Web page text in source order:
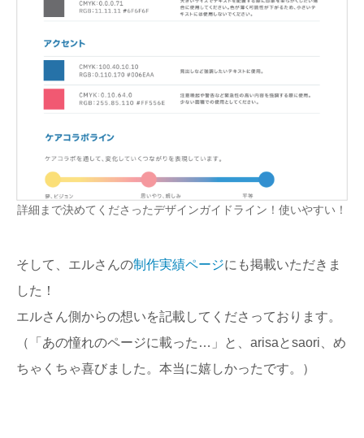
詳細まで決めてくださったデザインガイドライン！使いやすい！
そして、エルさんの制作実績ページにも掲載いただきま
した！
エルさん側からの想いを記載してくださっております。
（「あの憧れのページに載った…」と、arisaとsaori、め
ちゃくちゃ喜びました。本当に嬉しかったです。）